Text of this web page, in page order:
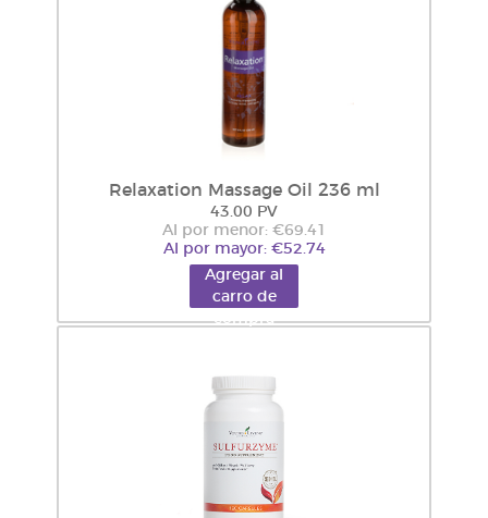
Relaxation Massage Oil 236 ml
43.00 PV
Al por menor: €69.41
Al por mayor: €52.74
Agregar al
carro de
compra